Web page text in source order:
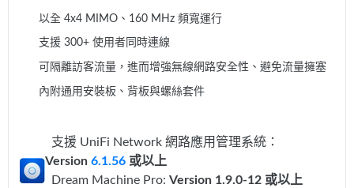
以全 4x4 MIMO、160 MHz 頻寬運行
支援 300+ 使用者同時連線
可隔離訪客流量，進而增強無線網路安全性、避免流量擁塞
內附通用安裝板、背板與螺絲套件
支援 UniFi Network 網路應用管理系統：
Version 6.1.56 或以上
Dream Machine Pro: Version 1.9.0-12 或以上